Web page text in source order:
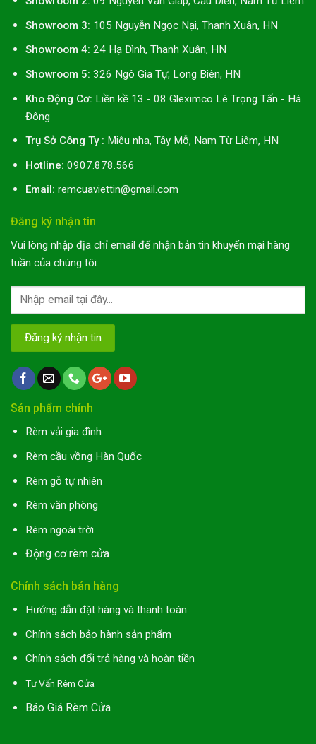
Showroom 3: 105 Nguyễn Ngọc Nại, Thanh Xuân, HN
Showroom 4: 24 Hạ Đình, Thanh Xuân, HN
Showroom 5: 326 Ngô Gia Tự, Long Biên, HN
Kho Động Cơ: Liền kề 13 - 08 Gleximco Lê Trọng Tấn - Hà
Đông
Trụ Sở Công Ty : Miêu nha, Tây Mỗ, Nam Từ Liêm, HN
Hotline: 0907.878.566
Email: remcuaviettin@gmail.com
Đăng ký nhận tin
Vui lòng nhập địa chỉ email để nhận bản tin khuyến mại hàng
tuần của chúng tôi:
Sản phẩm chính
Rèm vải gia đình
Rèm cầu vồng Hàn Quốc
Rèm gỗ tự nhiên
Rèm văn phòng
Rèm ngoài trời
Động cơ rèm cửa
Chính sách bán hàng
Hướng dẫn đặt hàng và thanh toán
Chính sách bảo hành sản phẩm
Chính sách đổi trả hàng và hoàn tiền
Tư Vấn Rèm Cửa
Báo Giá Rèm Cửa